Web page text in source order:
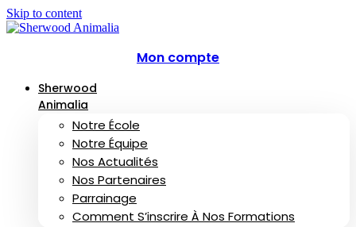
Skip to content
Mon compte
Sherwood
Animalia
Notre École
Notre Équipe
Nos Actualités
Nos Partenaires
Parrainage
Comment S’inscrire À Nos Formations